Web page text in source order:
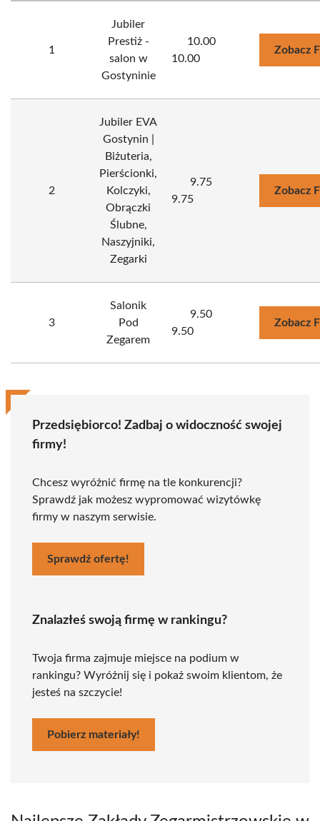
1
Jubiler
Prestiż -
salon w
Gostyninie
10.00
10.00
Zobacz
2
Jubiler EVA
Gostynin |
Biżuteria,
Pierścionki,
Kolczyki,
Obrączki
Ślubne,
Naszyjniki,
Zegarki
9.75
9.75
Zobacz
3
Salonik
Pod
Zegarem
9.50
9.50
Zobacz
Przedsiębiorco! Zadbaj o widoczność swojej
firmy!
Chcesz wyróżnić firmę na tle konkurencji?
Sprawdź jak możesz wypromować wizytówkę
firmy w naszym serwisie.
Sprawdź ofertę!
Znalazłeś swoją firmę w rankingu?
Twoja firma zajmuje miejsce na podium w
rankingu? Wyróżnij się i pokaż swoim klientom, że
jesteś na szczycie!
Pobierz materiały!